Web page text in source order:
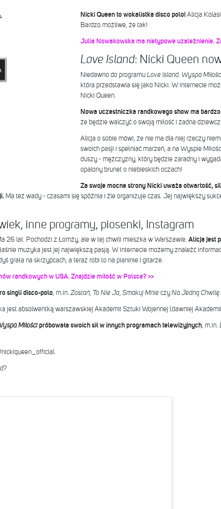
Nicki Queen to wokalistka disco polo!Alicja
Bardzo możliwe, że tak!
Julia Nowakowska ma nietypowe uzależnienie.
Love Island: Nicki Queen
Niedawno do programu Love Island. Wyspa
która przedstawia się jako Nicki. W internecie
Nicki Queen.
Nowa uczestniczka randkowego show ma
że będzie walczyć o swoją miłość i żadna
Alicja o sobie mówi, że nie ma dla niej rzeczy
swoich pasji i spełniać marzeń, a na Wyspie
duszy - mężczyzny, który będzie zaradny i
opalony brunet o niebieskich oczach!
Za swoje mocne strony Nicki uważa otwartość,
Ma też wady - czasami się spóźnia i źle organizuje czas. Jej największy
inne programy, piosenki, Instagram
26 lat. Pochodzi z Łomży, ale w tej chwili mieszka w Warszawie. Alicja jest
muzyka jest jej największą pasją. W internecie możemy znaleźć
grała na skrzypcach, a teraz robi to na pianinie i gitarze.
randkowych w USA. Znajdzie miłość w Polsce? >>
singli disco-polo, m.in.Zostań, To Nie Ja, Smakuj Mnie czy Na Jedną Chwilę.
jest absolwentką warszawskiej Akademii Sztuki Wojennej (dawniej
Miłościpróbowała swoich sił w innych programach telewizyjnych, m.in.
?